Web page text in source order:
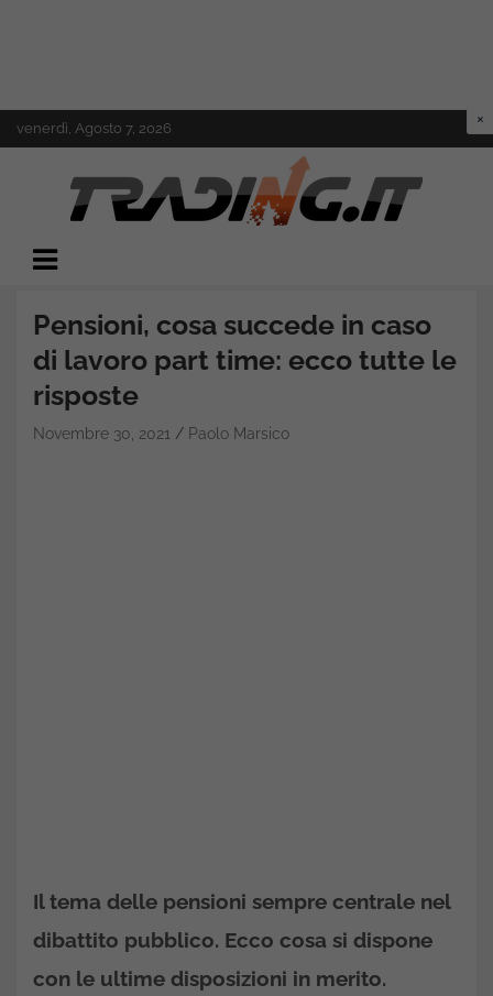
to
venerdì, Agosto 7, 2026
Trading.it
Pensioni, cosa succede in caso
di lavoro part time: ecco tutte le
risposte
Novembre 30, 2021 Paolo Marsico
Il tema delle pensioni sempre centrale nel
dibattito pubblico. Ecco cosa si dispone
con le ultime disposizioni in merito.